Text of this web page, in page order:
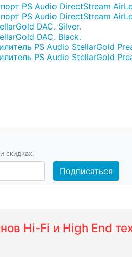
PS Audio DirectStream
PS Audio DirectStream
DAC. Silver.
DAC. Black.
PS Audio StellarGold
PS Audio StellarGold
скидках.
Подписаться
Hi-Fi и High End